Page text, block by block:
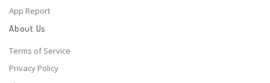
App Report
About Us
Terms of Service
Privacy Policy